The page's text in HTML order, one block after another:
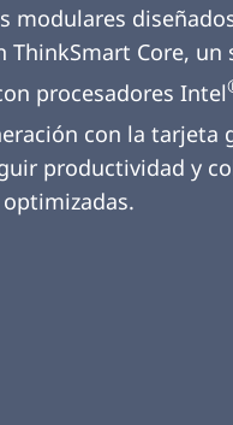
modulares
ThinkSmart Core,
procesadores Intel
con la tarjeta
productividad y